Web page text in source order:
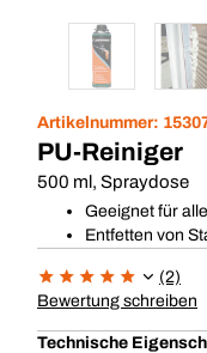
Artikelnummer:
PU-Reiniger
500 ml, Spraydose
Geeignet für
Entfetten von
(2)
Bewertung schreiben
Technische